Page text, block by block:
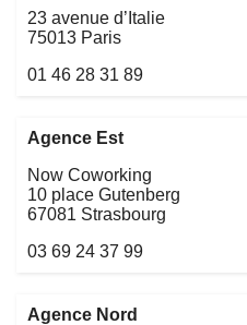
23 avenue d’Italie
75013 Paris
01 46 28 31 89
Agence Est
Now Coworking
10 place Gutenberg
67081 Strasbourg
03 69 24 37 99
Agence Nord